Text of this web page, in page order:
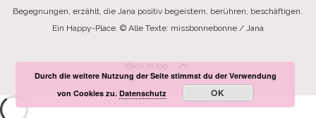
Begegnungen, erzählt, die Jana positiv begeistern, berühren, beschäftigen.
Ein Happy-Place. © Alle Texte: missbonnebonne / Jana
Back to top
Durch die weitere Nutzung der Seite stimmst du der Verwendung
von Cookies zu.Datenschutz OK